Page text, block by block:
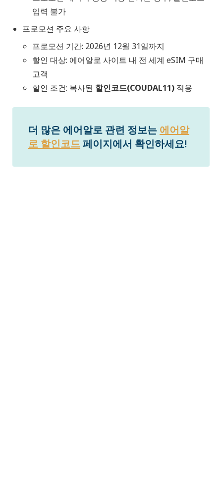
입력 불가
프로모션 주요 사항
프로모션 기간: 2026년 12월 31일까지
할인 대상: 에어알로 사이트 내 전 세계 eSIM 구매
고객
할인 조건: 복사된 할인코드(COUDAL11) 적용
더 많은 에어알로 관련 정보는 에어알
로 할인코드페이지에서 확인하세요!